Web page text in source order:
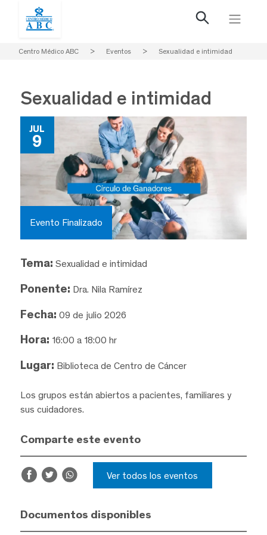
Centro Médico ABC > Eventos > Sexualidad e intimidad
Sexualidad e intimidad
JUL
9
Evento Finalizado
Tema: Sexualidad e intimidad
Ponente: Dra. Nila Ramírez
Fecha: 09 de julio 2026
Hora: 16:00 a 18:00 hr
Lugar: Biblioteca de Centro de Cáncer
Los grupos están abiertos a pacientes, familiares y
sus cuidadores.
Comparte este evento
Ver todos los eventos
Documentos disponibles